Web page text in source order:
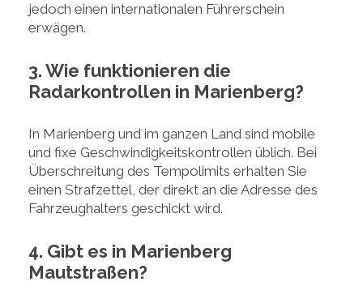
jedoch einen internationalen Führerschein
erwägen.
3. Wie funktionieren die
Radarkontrollen in Marienberg?
In Marienberg und im ganzen Land sind mobile
und fixe Geschwindigkeitskontrollen üblich. Bei
Überschreitung des Tempolimits erhalten Sie
einen Strafzettel, der direkt an die Adresse des
Fahrzeughalters geschickt wird.
4. Gibt es in Marienberg
Mautstraßen?